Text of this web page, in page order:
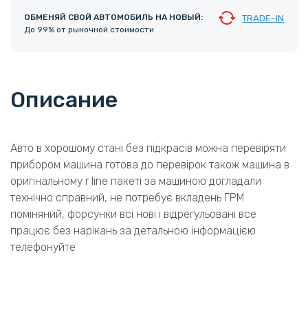
ОБМЕНЯЙ СВОЙ АВТОМОБИЛЬ НА НОВЫЙ:
До 99% от рыночной стоимости
TRADE-IN
Описание
Авто в хорошому стані без підкрасів можна перевіряти
прибором машина готова до перевірок також машина в
оригінальному r line пакеті за машиною догладали
технічно справний, не потребує вкладень ГРМ
поміняний, форсунки всі нові і відрегульовані все
працює без нарікань за детальною інформацією
телефонуйте